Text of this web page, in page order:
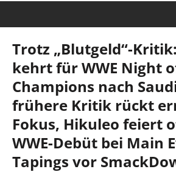
Trotz „Blutgeld“-
kehrt für WWE Night
Champions nach
frühere Kritik rückt
Fokus, Hikuleo feiert
WWE-Debüt bei Main
Tapings vor